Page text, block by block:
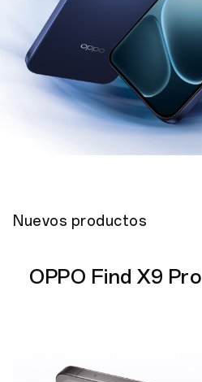
Nuevos productos
OPPO Find X9 Pro